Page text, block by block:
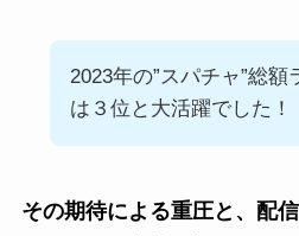
2023年の”スパチャ”総額
は３位と大活躍でした！
その期待による重圧と、配